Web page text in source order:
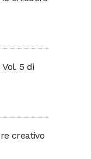
5 di
creativo